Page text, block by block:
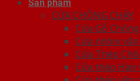
Sản phẩm
CỬA CHỐNG CHÁY
Cửa Gỗ
Cửa nhôm
Cửa Thép
Cửa thép Hàn